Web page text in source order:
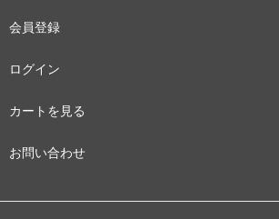
会員登録
ログイン
カートを見る
お問い合わせ